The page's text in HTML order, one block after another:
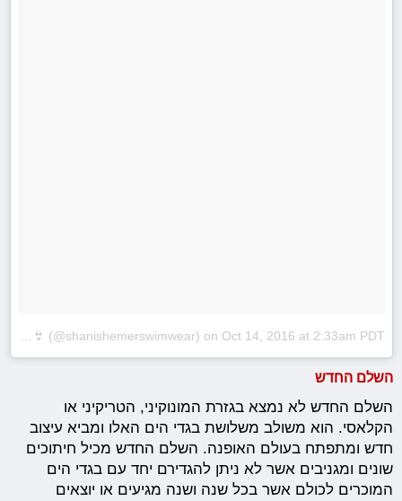
A post shared by Shani Shemer Swimwear 👙 (@shanishemerswimwear) on Oct 14, 2016 at 2:33am PDT
השלם החדש
השלם החדש לא נמצא בגזרת המונוקיני, הטריקיני או
הקלאסי. הוא משולב משלושת בגדי הים האלו ומביא עיצוב
חדש ומתפתח בעולם האופנה. השלם החדש מכיל חיתוכים
שונים ומגניבים אשר לא ניתן להגדירם יחד עם בגדי הים
המוכרים לכולם אשר בכל שנה ושנה מגיעים או יוצאים